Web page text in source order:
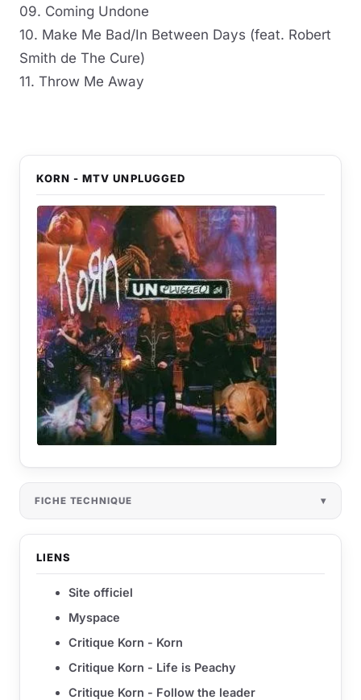
09. Coming Undone
10. Make Me Bad/In Between Days (feat. Robert
Smith de The Cure)
11. Throw Me Away
KORN - MTV UNPLUGGED
FICHE TECHNIQUE
LIENS
Site officiel
Myspace
Critique Korn - Korn
Critique Korn - Life is Peachy
Critique Korn - Follow the leader